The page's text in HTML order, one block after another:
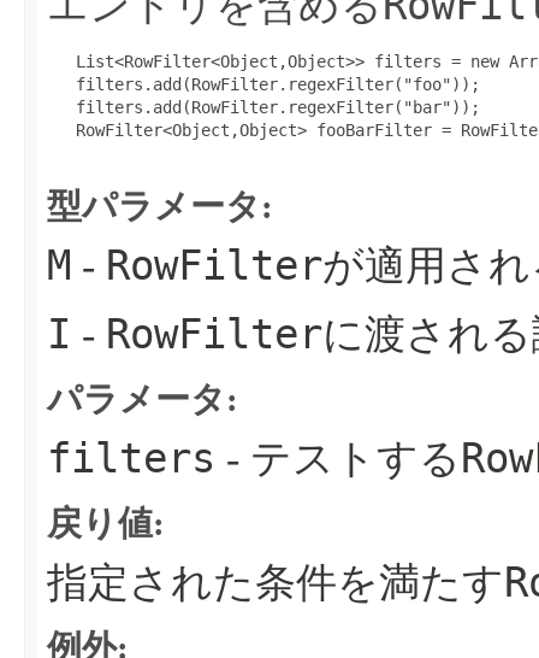
List<RowFilter<Object,Object>> filters = new
   filters.add(RowFilter.regexFilter("foo"));
   filters.add(RowFilter.regexFilter("bar"));
RowFilter<Object,Object> fooBarFilter =
型パラメータ:
M - RowFilterが適用さ
I - RowFilterに渡され
パラメータ:
filters - テストする
戻り値:
指定された条件を満たす
例外: